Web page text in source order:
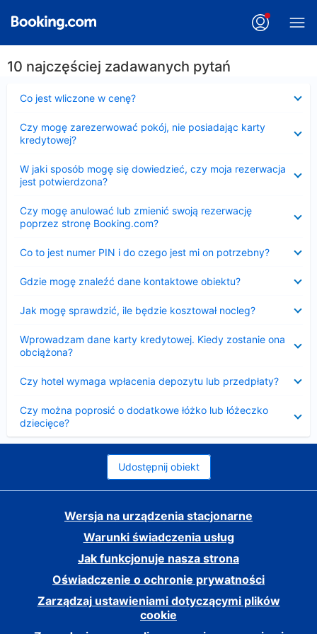
10 najczęściej zadawanych pytań
Co jest wliczone w cenę?
Czy mogę zarezerwować pokój, nie posiadając karty
kredytowej?
W jaki sposób mogę się dowiedzieć, czy moja rezerwacja
jest potwierdzona?
Czy mogę anulować lub zmienić swoją rezerwację
poprzez stronę Booking.com?
Co to jest numer PIN i do czego jest mi on potrzebny?
Gdzie mogę znaleźć dane kontaktowe obiektu?
Jak mogę sprawdzić, ile będzie kosztował nocleg?
Wprowadzam dane karty kredytowej. Kiedy zostanie ona
obciążona?
Czy hotel wymaga wpłacenia depozytu lub przedpłaty?
Czy można poprosić o dodatkowe łóżko lub łóżeczko
dziecięce?
Udostępnij obiekt
Wersja na urządzenia stacjonarne
Warunki świadczenia usług
Jak funkcjonuje nasza strona
Oświadczenie o ochronie prywatności
Zarządzaj ustawieniami dotyczącymi plików
cookie